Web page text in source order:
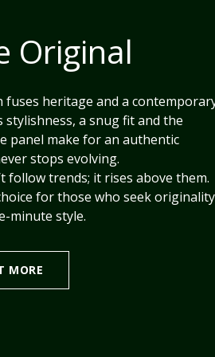
Original
fuses heritage and a
stylishness, a snug fit and the
panel make for an authentic
stops evolving.
follow trends; it rises above them.
for those who seek originality
minute style.
MORE